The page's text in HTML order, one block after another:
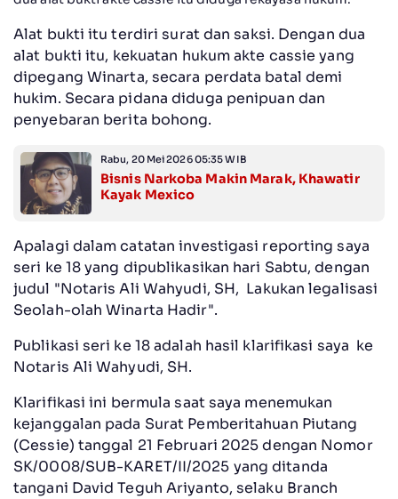
Alat bukti itu terdiri surat dan saksi. Dengan dua
alat bukti itu, kekuatan hukum akte cassie yang
dipegang Winarta, secara perdata batal demi
hukim. Secara pidana diduga penipuan dan
penyebaran berita bohong.
Rabu, 20 Mei 2026 05:35 WIB
Bisnis Narkoba Makin Marak, Khawatir
Kayak Mexico
Apalagi dalam catatan investigasi reporting saya
seri ke 18 yang dipublikasikan hari Sabtu, dengan
judul "Notaris Ali Wahyudi, SH, Lakukan legalisasi
Seolah-olah Winarta Hadir".
Publikasi seri ke 18 adalah hasil klarifikasi saya ke
Notaris Ali Wahyudi, SH.
Klarifikasi ini bermula saat saya menemukan
kejanggalan pada Surat Pemberitahuan Piutang
(Cessie) tanggal 21 Februari 2025 dengan Nomor
SK/0008/SUB-KARET/II/2025 yang ditanda
tangani David Teguh Ariyanto, selaku Branch